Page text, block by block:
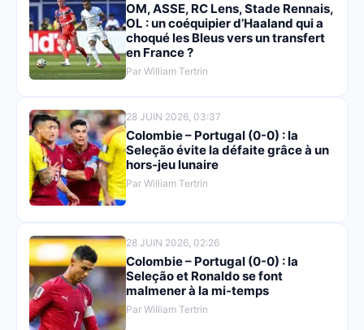
OM, ASSE, RC Lens, Stade Rennais,
OL : un coéquipier d’Haaland qui a
choqué les Bleus vers un transfert
en France ?
Par William Tertrin
28 JUIN 2026, 03:37
Colombie – Portugal (0-0) : la
Seleção évite la défaite grâce à un
hors-jeu lunaire
Par William Tertrin
28 JUIN 2026, 02:26
Colombie – Portugal (0-0) : la
Seleção et Ronaldo se font
malmener à la mi-temps
Par William Tertrin